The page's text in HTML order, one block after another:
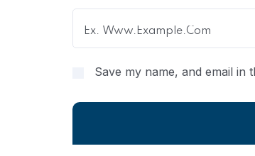
Save my name, and email